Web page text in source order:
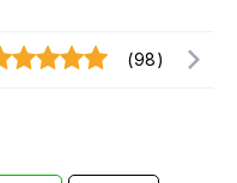
(98)